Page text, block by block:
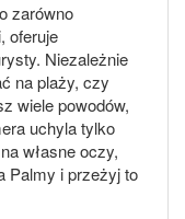
zarówno
oferuje
Niezależnie
na plaży, czy
wiele powodów,
uchyla tylko
własne oczy,
Palmy i przeżyj to